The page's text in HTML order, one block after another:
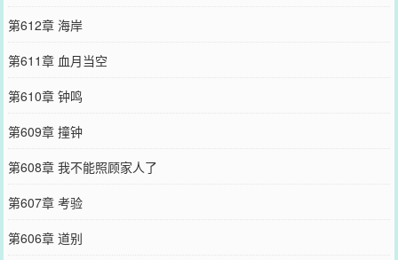
第612章 海岸
第611章 血月当空
第610章 钟鸣
第609章 撞钟
第608章 我不能照顾家人了
第607章 考验
第606章 道别